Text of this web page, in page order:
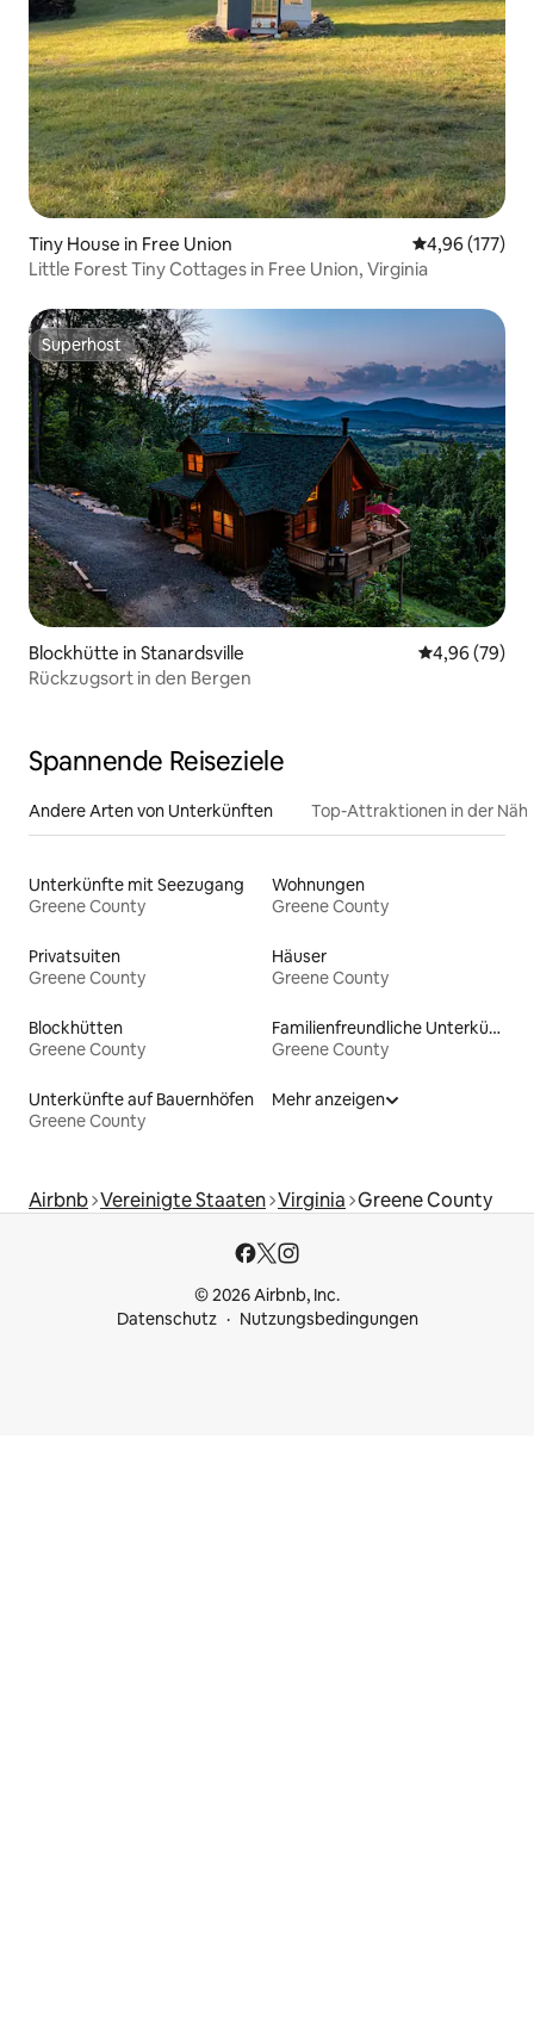
Tiny House in Free Union
4,96 (177)
Little Forest Tiny Cottages in Free Union, Virginia
Superhost
Superhost
Blockhütte in Stanardsville
4,96 (79)
Rückzugsort in den Bergen
Spannende Reiseziele
Andere Arten von Unterkünften Top-Attraktionen in der
Unterkünfte mit Seezugang
Greene County
Wohnungen
Greene County
Privatsuiten
Greene County
Häuser
Greene County
Blockhütten
Greene County
Familienfreundliche Unterkünfte
Greene County
Unterkünfte auf Bauernhöfen
Greene County
Mehr anzeigen
Airbnb Vereinigte Staaten Virginia Greene County
© 2026 Airbnb, Inc.
Datenschutz
Nutzungsbedingungen